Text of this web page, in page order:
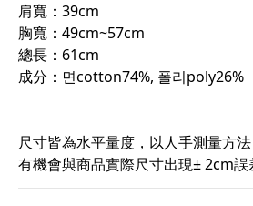
肩寬：39cm
胸寬：49cm~57cm
總長：61cm
成分：면cotton74%, 폴리poly26%
尺寸皆為水平量度，以人手測量方法
有機會與商品實際尺寸出現± 2cm誤